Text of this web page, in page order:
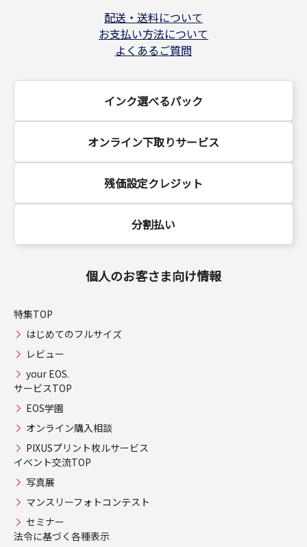
配送・送料について
お支払い方法について
よくあるご質問
インク選べるパック
オンライン下取りサービス
残価設定クレジット
分割払い
個人のお客さま向け情報
特集TOP
はじめてのフルサイズ
レビュー
your EOS.
サービスTOP
EOS学園
オンライン購入相談
PIXUSプリント枚ルサービス
イベント交流TOP
写真展
マンスリーフォトコンテスト
セミナー
法令に基づく各種表示